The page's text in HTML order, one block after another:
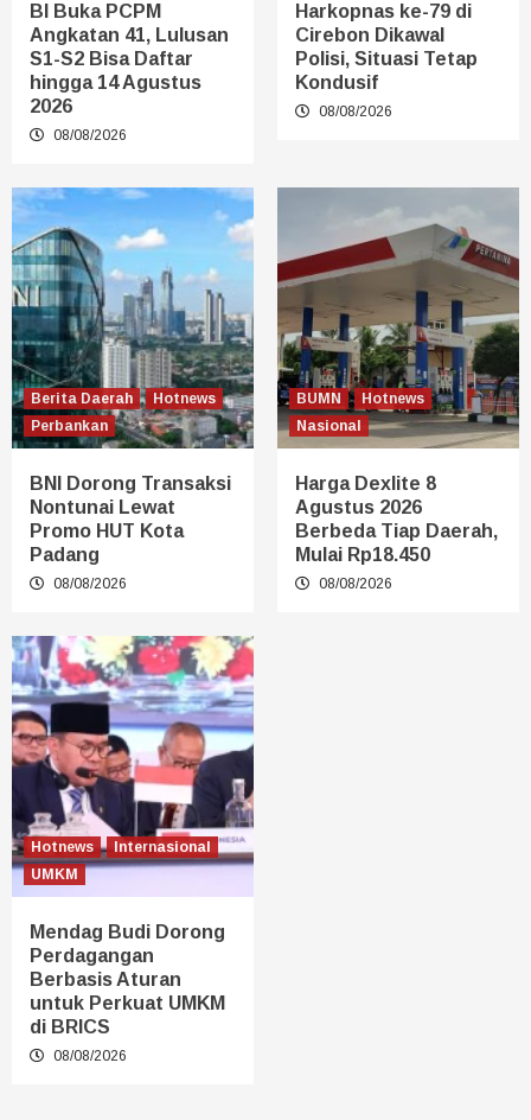
BI Buka PCPM
Angkatan 41, Lulusan
S1-S2 Bisa Daftar
hingga 14 Agustus
2026
08/08/2026
Harkopnas ke-79 di
Cirebon Dikawal
Polisi, Situasi Tetap
Kondusif
08/08/2026
Berita Daerah
Hotnews
Perbankan
BNI Dorong Transaksi
Nontunai Lewat
Promo HUT Kota
Padang
08/08/2026
BUMN
Hotnews
Nasional
Harga Dexlite 8
Agustus 2026
Berbeda Tiap Daerah,
Mulai Rp18.450
08/08/2026
Hotnews
Internasional
UMKM
Mendag Budi Dorong
Perdagangan
Berbasis Aturan
untuk Perkuat UMKM
di BRICS
08/08/2026